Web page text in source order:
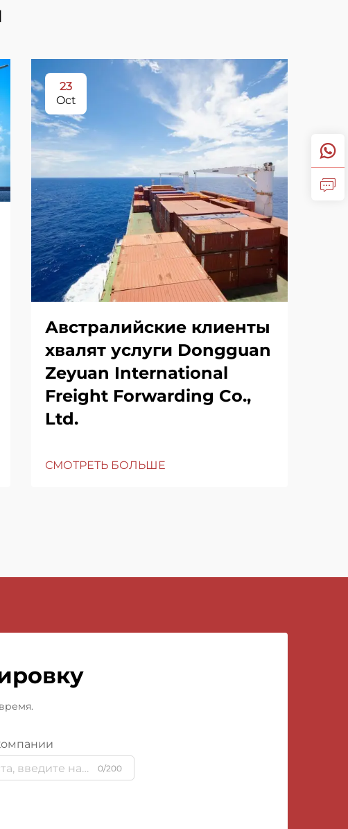
23
Oct
Австралийские клиенты
хвалят услуги Dongguan
Zeyuan International
Freight Forwarding Co.,
Ltd.
СМОТРЕТЬ БОЛЬШЕ
0/200